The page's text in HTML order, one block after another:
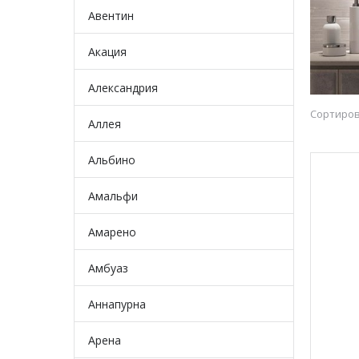
Авентин
Акация
Александрия
Аллея
Альбино
Амальфи
Амарено
Амбуаз
Аннапурна
Арена